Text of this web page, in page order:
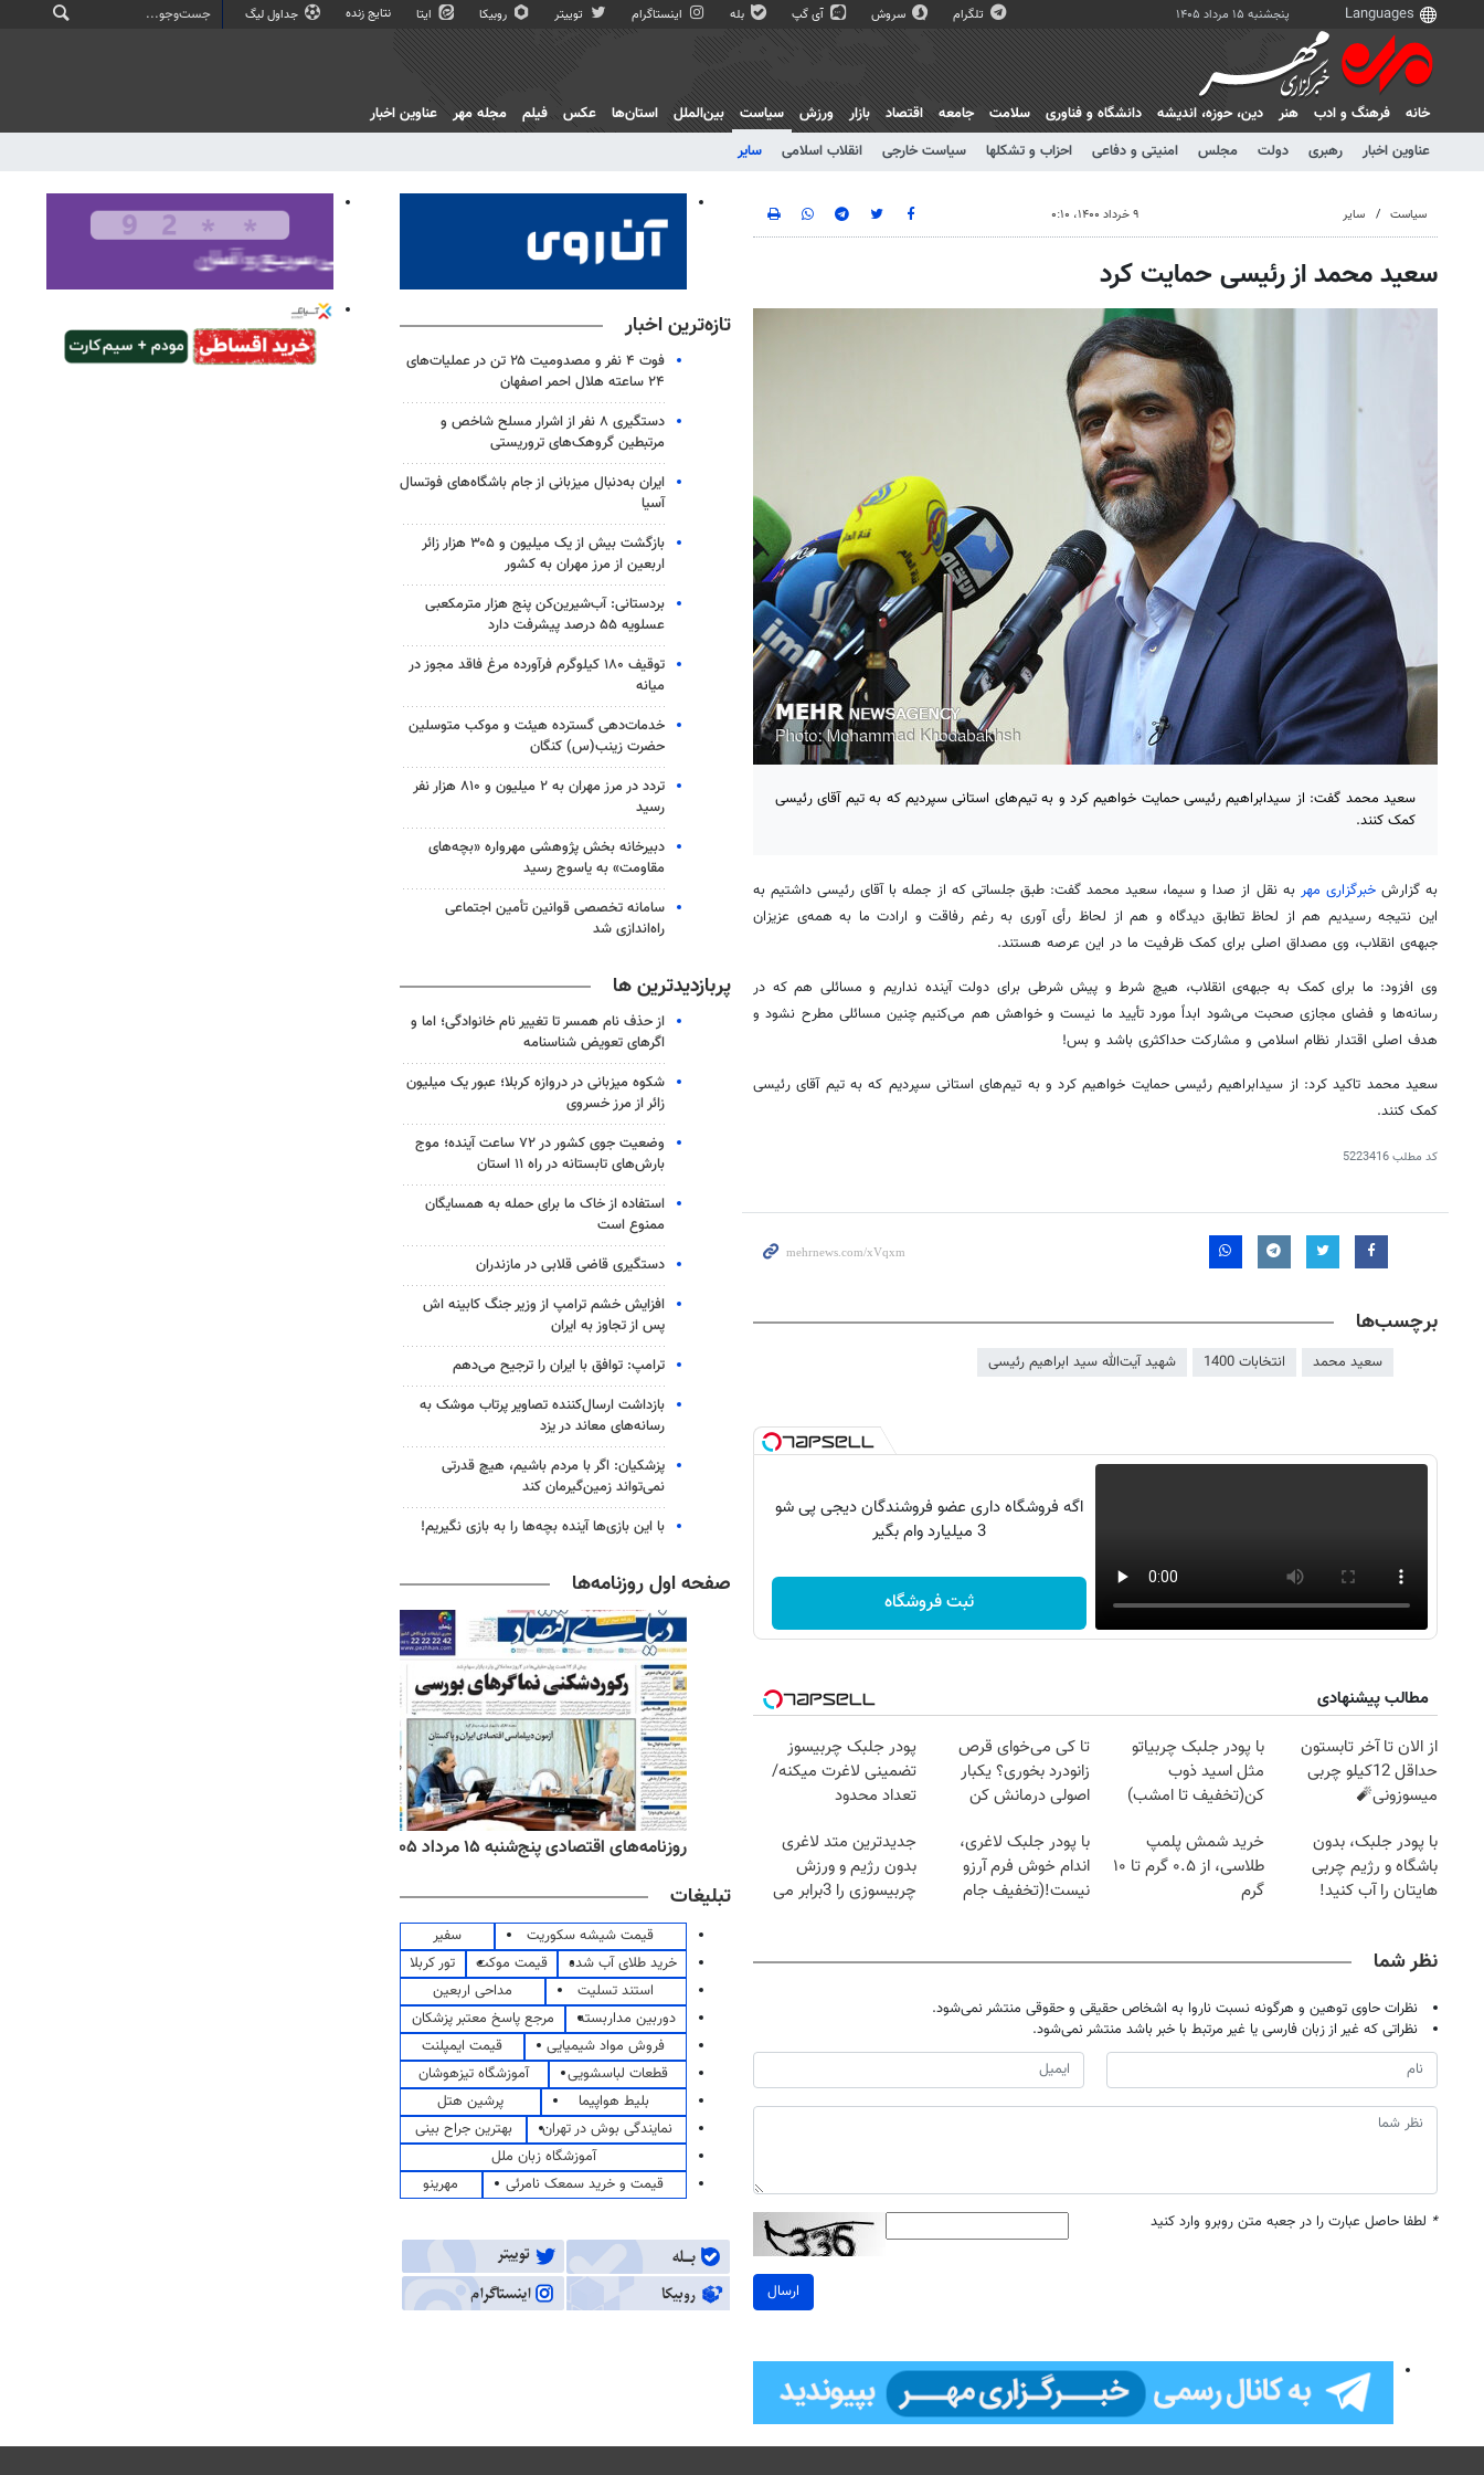
پنجشنبه ۱۵ مرداد ۱۴۰۵ تلگرام سروش آی گپ بله اینستاگرام توییتر روبیکا ایتا نتایج زنده جداول لیگ
خانه فرهنگ و ادب هنر دين، حوزه، انديشه دانشگاه و فناوری سلامت جامعه اقتصاد بازار ورزش
سیاست
عناوین اخبار
رهبری دولت مجلس امنیتی و دفاعی احزاب و تشکلها سیاست خارجی انقلاب اسلامی سایر
بین‌الملل استان‌ها عکس فیلم مجله مهر عناوین اخبار
سیاست سایر ۹ خرداد ۱۴۰۰، ۰:۱۰
سعید محمد از رئیسی حمایت کرد
سعید محمد گفت: از سیدابراهیم رئیسی حمایت خواهیم کرد و به تیم‌های استانی سپردیم که به تیم آقای رئیسی
کمک کنند.
به گزارش خبرگزاری مهر
به نقل از صدا و سیما، سعید محمد گفت: طبق جلساتی که از جمله با آقای ‎رئیسی داشتیم به
این نتیجه رسیدیم هم از لحاظ تطابق دیدگاه و هم از لحاظ رأیآوری به رغم رفاقت و ارادت ما به همه‌ی عزیزان
جبهه‌ی انقلاب، وی مصداق اصلی برای کمک ظرفیت ما در این عرصه هستند.
وی افزود: ما برای کمک به جبهه‌ی انقلاب، هیچ شرط و پیش شرطی برای دولت آینده نداریم و مسائلی هم که در
رسانه‌ها و فضای مجازی صحبت می‌شود ابداً مورد تأیید ما نیست و خواهش هم می‌کنیم چنین مسائلی مطرح نشود و
هدف اصلی اقتدار نظام اسلامی و ‎مشارکت حداکثری باشد و بس!
سعید محمد تاکید کرد: از سیدابراهیم رئیسی حمایت خواهیم کرد و به تیم‌های استانی سپردیم که به تیم آقای رئیسی
کمک کنند.
کد مطلب5223416
برچسب‌ها
سعید محمد انتخابات 1400 شهید آیت‌الله سید ابراهیم رئیسی
اگه فروشگاه داری عضو فروشندگان دیجی پی شو
3 میلیارد وام بگیر
ثبت فروشگاه
مطالب پیشنهادی
از الان تا آخر تابستون
حداقل 12کیلو چربی
میسوزونی🧨
با پودر جلبک چربیاتو
مثل اسید ذوب
کن(تخفیف تا امشب)
تا کی می‌خوای قرص
زانودرد بخوری؟ یکبار
اصولی درمانش کن
پودر جلبک چربیسوز
تضمینی لاغرت میکنه/
تعداد محدود
با پودر جلبک، بدون
باشگاه و رژیم چربی
هایتان را آب کنید!
خرید شمش پلمپ
طلاسی، از ۰.۵ گرم تا ۱۰
گرم
با پودر جلبک لاغری،
اندام خوش فرم آرزو
نیست!(تخفیف جام
جدیدترین متد لاغری
بدون رژیم و ورزش
چربیسوزی را 3برابر می
نظر شما
نظرات حاوی توهین و هرگونه نسبت ناروا به اشخاص حقیقی و حقوقی منتشر نمی‌شود.
نظراتی که غیر از زبان فارسی یا غیر مرتبط با خبر باشد منتشر نمی‌شود.
* لطفا حاصل عبارت را در جعبه متن روبرو وارد کنید
ارسال
تازه‌ترین اخبار
فوت ۴ نفر و مصدومیت ۲۵ تن در عملیات‌های
۲۴ ساعته هلال احمر اصفهان
دستگیری ۸ نفر از اشرار مسلح شاخص و
مرتبطین گروهک‌های تروریستی
ایران به‌دنبال میزبانی از جام باشگاه‌های فوتسال
آسیا
بازگشت بیش از یک میلیون و ۳۰۵ هزار زائر
اربعین از مرز مهران به کشور
بردستانی: آب‌شیرین‌کن پنج هزار مترمکعبی
عسلویه ۵۵ درصد پیشرفت دارد
توقیف ۱۸۰ کیلوگرم فرآورده مرغ فاقد مجوز در
میانه
خدمات‌دهی گسترده هیئت و موکب متوسلین
حضرت زینب(س) کنگان
تردد در مرز مهران به ۲ میلیون و ۸۱۰ هزار نفر
رسید
دبیرخانه بخش پژوهشی مهرواره «بچه‌های
مقاومت» به یاسوج رسید
سامانه تخصصی قوانین تأمین اجتماعی
راه‌اندازی شد
پربازدیدترین ها
از حذف نام همسر تا تغییر نام خانوادگی؛ اما و
اگرهای تعویض شناسنامه
شکوه میزبانی در دروازه کربلا؛ عبور یک میلیون
زائر از مرز خسروی
وضعیت جوی کشور در ۷۲ ساعت آینده؛ موج
بارش‌های تابستانه در راه ۱۱ استان
استفاده از خاک ما برای حمله به همسایگان
ممنوع است
دستگیری قاضی قلابی در مازندران
افزایش خشم ترامپ از وزیر جنگ کابینه اش
پس از تجاوز به ایران
ترامپ: توافق با ایران را ترجیح می‌دهم
بازداشت ارسال‌کننده تصاویر پرتاب موشک به
رسانه‌های معاند در یزد
پزشکیان: اگر با مردم باشیم، هیچ قدرتی
نمی‌تواند زمین‌گیرمان کند
با این بازی‌ها آینده بچه‌ها را به بازی نگیریم!
صفحه اول روزنامه‌ها
روزنامه‌های اقتصادی چهارشنبه ۱۴ مرداد ۱۴۰۵ روزنامه‌های ورزشی پنج‌شنبه ۱۵ مرداد ۱۴۰۵ روزنامه‌های اقتصادی پنج‌شنبه ۱۵ مرداد ۱۴۰۵
تبلیغات
قیمت شیشه سکوریت
سفیر
خرید طلای آب شده
قیمت موکت
تور کربلا
استند تسلیت
مداحی اربعین
دوربین مداربسته
مرجع پاسخ معتبر پزشکان
فروش مواد شیمیایی
قیمت ایمپلنت
قطعات لباسشویی
آموزشگاه تیزهوشان
بلیط هواپیما
پرشین هتل
نمایندگی بوش در تهران
بهترین جراح بینی
آموزشگاه زبان ملل
قیمت و خرید سمعک نامرئی
مهرینو